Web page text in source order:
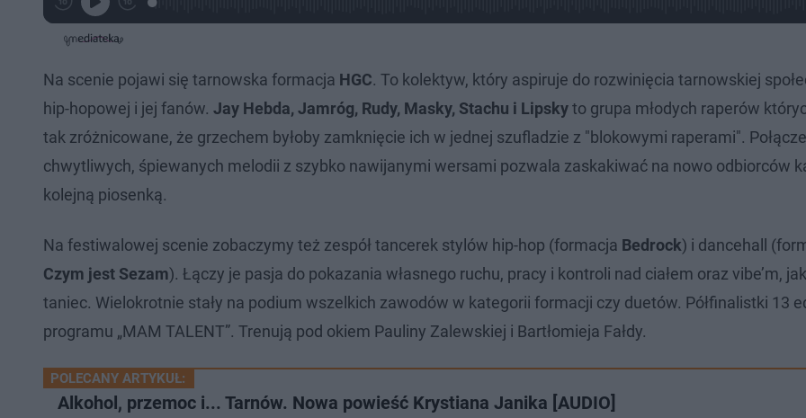
G
r
a
j
z
e
w
1
s
o
t
u
ł
u
z
1
s
d
o
p
r
z
d
a
3
3
%
Na scenie pojawi się tarnowska formacja HGC. To kolektyw, który aspiruje do rozwinięcia tarnowskiej
hip-hopowej i jej fanów. Jay Hebda, Jamróg, Rudy, Masky, Stachu i Lipskyto grupa młodych raperów
tak zróżnicowane, że grzechem byłoby zamknięcie ich w jednej szufladzie z "blokowymi raperami".
chwytliwych, śpiewanych melodii z szybko nawijanymi wersami pozwala zaskakiwać na nowo odbiorców
kolejną piosenką.
Na festiwalowej scenie zobaczymy też zespół tancerek stylów hip-hop (formacja Bedrock) i dancehall
Czym jest Sezam). Łączy je pasja do pokazania własnego ruchu, pracy i kontroli nad ciałem oraz vibe’m,
taniec. Wielokrotnie stały na podium wszelkich zawodów w kategorii formacji czy duetów. Półfinalistki 13
programu „MAM TALENT”. Trenują pod okiem Pauliny Zalewskiej i Bartłomieja Fałdy.
POLECANY ARTYKUŁ:
Alkohol, przemoc i... Tarnów. Nowa powieść Krystiana Janika [AUDIO]